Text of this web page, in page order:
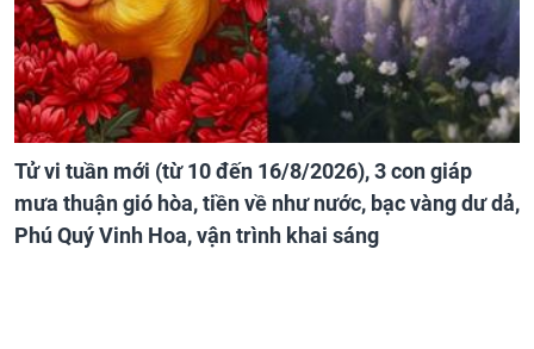
Tử vi tuần mới (từ 10 đến 16/8/2026), 3 con giáp
mưa thuận gió hòa, tiền về như nước, bạc vàng dư dả,
Phú Quý Vinh Hoa, vận trình khai sáng